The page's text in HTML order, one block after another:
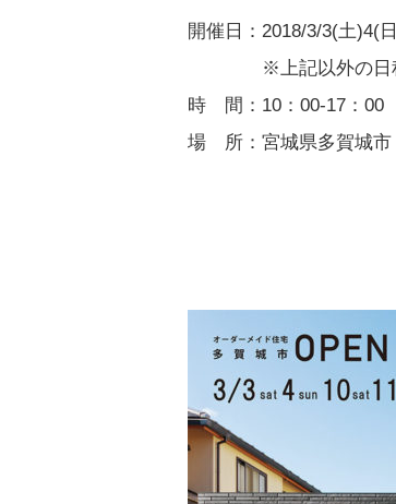
開催日：2018/3/3(土)4(
※上記以外の日程も
時　間：10：00‐17：00